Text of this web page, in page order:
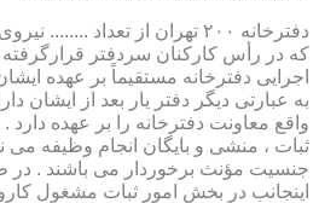
دفترخانه ۲۰۰ تهران از تعداد
که در رأس کارکنان سردفتر
اجرایی دفترخانه مستقیماً بر عهده
به عبارتی دیگر دفتر یار بعد از ایشان
واقع معاونت دفترخانه را بر عهده
ثبات ، منشی و بایگان انجام وظیفه می
جنسیت مؤنث برخوردار می باشند .
اینجانب در بخش امور ثبات مشغول